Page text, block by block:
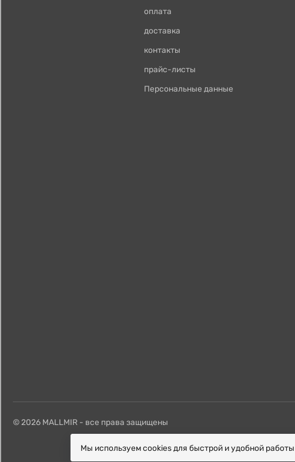
оплата
доставка
контакты
прайс-листы
Персональные данные
© 2026 MALLMIR - все права защищены
Мы используем cookies для быстрой и удобной